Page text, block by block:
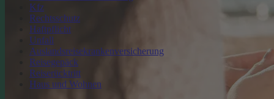
Kfz
Rechtsschutz
Haftpflicht
Unfall
Auslandsreisekrankenversicherung
Reisegepäck
Reiserücktritt
Haus und Wohnen